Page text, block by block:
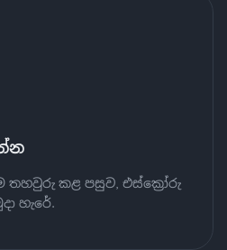
තහවුරු කළ පසුව, එස්ක්‍රෝරු
හැරේ.